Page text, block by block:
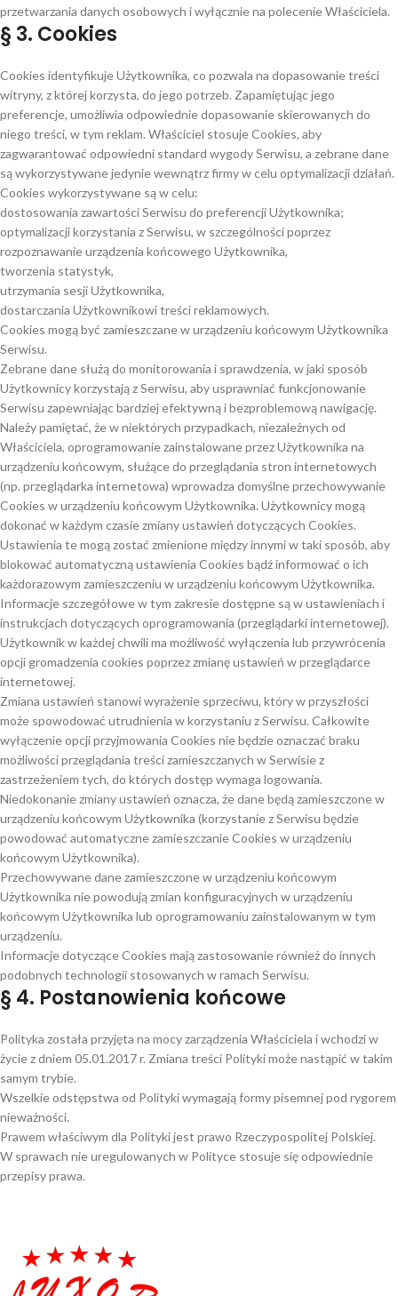
przetwarzania danych osobowych i wyłącznie na polecenie Właściciela.
§ 3. Cookies
Cookies identyfikuje Użytkownika, co pozwala na dopasowanie treści
witryny, z której korzysta, do jego potrzeb. Zapamiętując jego
preferencje, umożliwia odpowiednie dopasowanie skierowanych do
niego treści, w tym reklam. Właściciel stosuje Cookies, aby
zagwarantować odpowiedni standard wygody Serwisu, a zebrane dane
są wykorzystywane jedynie wewnątrz firmy w celu optymalizacji działań.
Cookies wykorzystywane są w celu:
dostosowania zawartości Serwisu do preferencji Użytkownika;
optymalizacji korzystania z Serwisu, w szczególności poprzez
rozpoznawanie urządzenia końcowego Użytkownika,
tworzenia statystyk,
utrzymania sesji Użytkownika,
dostarczania Użytkownikowi treści reklamowych.
Cookies mogą być zamieszczane w urządzeniu końcowym Użytkownika
Serwisu.
Zebrane dane służą do monitorowania i sprawdzenia, w jaki sposób
Użytkownicy korzystają z Serwisu, aby usprawniać funkcjonowanie
Serwisu zapewniając bardziej efektywną i bezproblemową nawigację.
Należy pamiętać, że w niektórych przypadkach, niezależnych od
Właściciela, oprogramowanie zainstalowane przez Użytkownika na
urządzeniu końcowym, służące do przeglądania stron internetowych
(np. przeglądarka internetowa) wprowadza domyślne przechowywanie
Cookies w urządzeniu końcowym Użytkownika. Użytkownicy mogą
dokonać w każdym czasie zmiany ustawień dotyczących Cookies.
Ustawienia te mogą zostać zmienione między innymi w taki sposób, aby
blokować automatyczną ustawienia Cookies bądź informować o ich
każdorazowym zamieszczeniu w urządzeniu końcowym Użytkownika.
Informacje szczegółowe w tym zakresie dostępne są w ustawieniach i
instrukcjach dotyczących oprogramowania (przeglądarki internetowej).
Użytkownik w każdej chwili ma możliwość wyłączenia lub przywrócenia
opcji gromadzenia cookies poprzez zmianę ustawień w przeglądarce
internetowej.
Zmiana ustawień stanowi wyrażenie sprzeciwu, który w przyszłości
może spowodować utrudnienia w korzystaniu z Serwisu. Całkowite
wyłączenie opcji przyjmowania Cookies nie będzie oznaczać braku
możliwości przeglądania treści zamieszczanych w Serwisie z
zastrzeżeniem tych, do których dostęp wymaga logowania.
Niedokonanie zmiany ustawień oznacza, że dane będą zamieszczone w
urządzeniu końcowym Użytkownika (korzystanie z Serwisu będzie
powodować automatyczne zamieszczanie Cookies w urządzeniu
końcowym Użytkownika).
Przechowywane dane zamieszczone w urządzeniu końcowym
Użytkownika nie powodują zmian konfiguracyjnych w urządzeniu
końcowym Użytkownika lub oprogramowaniu zainstalowanym w tym
urządzeniu.
Informacje dotyczące Cookies mają zastosowanie również do innych
podobnych technologii stosowanych w ramach Serwisu.
§ 4. Postanowienia końcowe
Polityka została przyjęta na mocy zarządzenia Właściciela i wchodzi w
życie z dniem 05.01.2017 r. Zmiana treści Polityki może nastąpić w takim
samym trybie.
Wszelkie odstępstwa od Polityki wymagają formy pisemnej pod rygorem
nieważności.
Prawem właściwym dla Polityki jest prawo Rzeczypospolitej Polskiej.
W sprawach nie uregulowanych w Polityce stosuje się odpowiednie
przepisy prawa.